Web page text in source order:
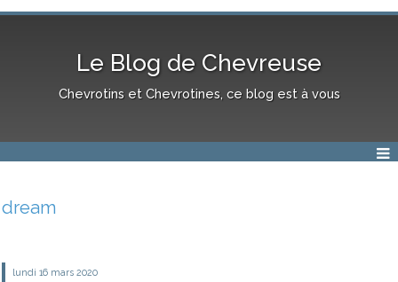
Le Blog de Chevreuse
Chevrotins et Chevrotines, ce blog est à vous
dream
lundi 16 mars 2020